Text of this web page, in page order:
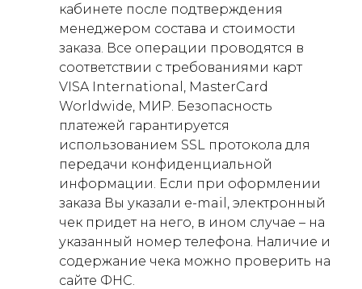
кабинете после подтверждения
менеджером состава и стоимости
заказа. Все операции проводятся в
соответствии с требованиями карт
VISA International, MasterCard
Worldwide, МИР. Безопасность
платежей гарантируется
использованием SSL протокола для
передачи конфиденциальной
информации. Если при оформлении
заказа Вы указали e-mail, электронный
чек придет на него, в ином случае – на
указанный номер телефона. Наличие и
содержание чека можно проверить на
сайте ФНС.